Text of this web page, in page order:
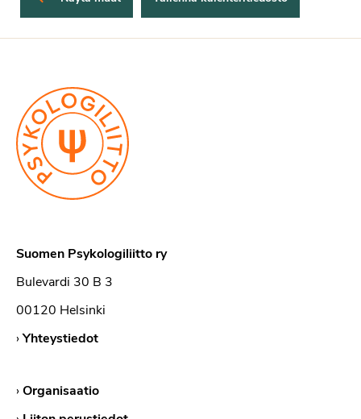
Suomen Psykologiliitto ry
Bulevardi 30 B 3
00120 Helsinki
›Yhteystiedot
›Organisaatio